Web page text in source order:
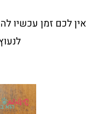
אין לכם זמן עכשיו